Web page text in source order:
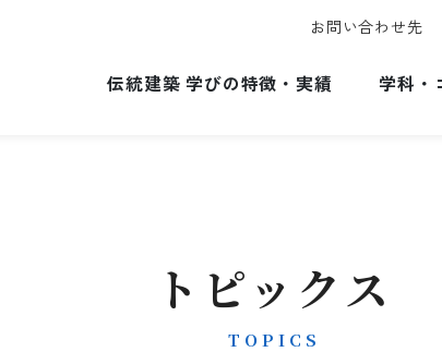
お問い合わせ先
伝統建築 学びの特徴・実績 学科・
トピックス
TOPICS